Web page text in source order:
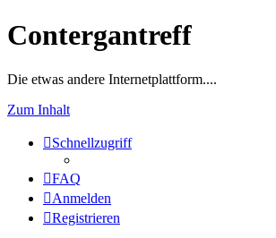
Contergantreff
Die etwas andere Internetplattform....
Zum Inhalt
Schnellzugriff
FAQ
Anmelden
Registrieren